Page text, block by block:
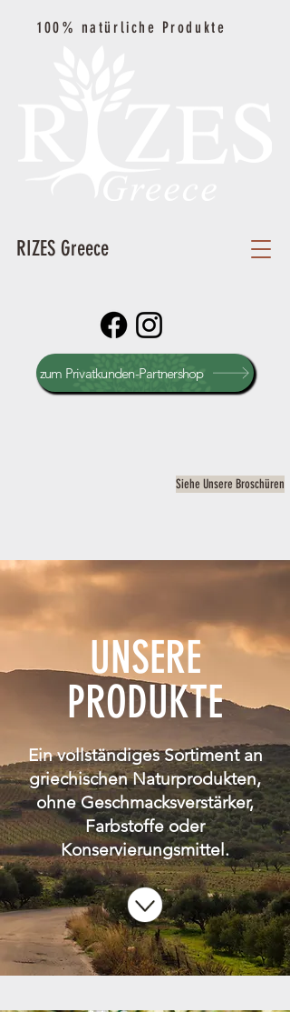
RIZES Greece
zum Privatkunden-Partnershop
Siehe Unsere Broschüren
100% natürliche Produkte
UNSERE
PRODUKTE
Ein vollständiges Sortiment an
griechischen Naturprodukten,
ohne Geschmacksverstärker,
Farbstoffe oder
Konservierungsmittel.